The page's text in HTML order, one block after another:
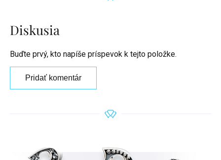
Diskusia
Buďte prvý, kto napíše príspevok k tejto položke.
Pridať komentár